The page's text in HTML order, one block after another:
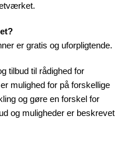
er gratis og uforpligtende.
tilbud til rådighed for
mulighed for på forskellige
og gøre en forskel for
og muligheder er beskrevet